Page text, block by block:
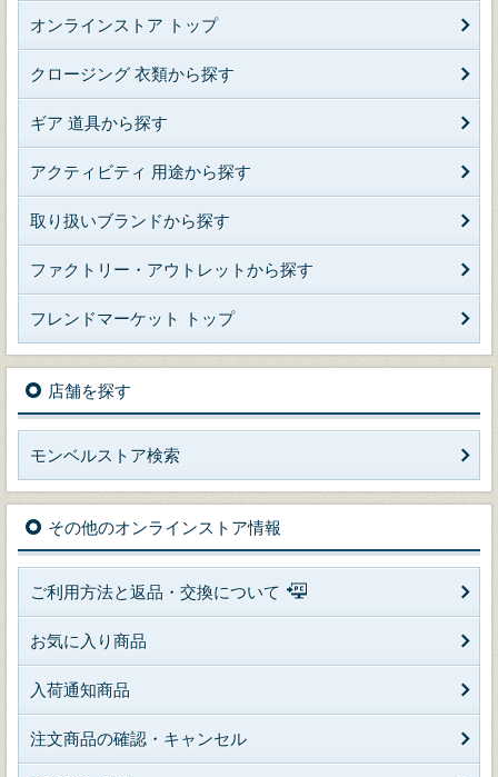
オンラインストア トップ
クロージング 衣類から探す
ギア 道具から探す
アクティビティ 用途から探す
取り扱いブランドから探す
ファクトリー・アウトレットから探す
フレンドマーケット トップ
店舗を探す
モンベルストア検索
その他のオンラインストア情報
ご利用方法と返品・交換について
お気に入り商品
入荷通知商品
注文商品の確認・キャンセル